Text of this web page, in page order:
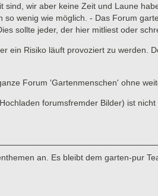
wir aber keine Zeit und Laune
wenig wie möglich. - Das Forum
sollte jeder, der hier mitliest oder
ein Risiko läuft provoziert zu werden.
Forum 'Gartenmenschen' ohne
forumsfremder Bilder) ist nicht
an. Es bleibt dem garten-pur